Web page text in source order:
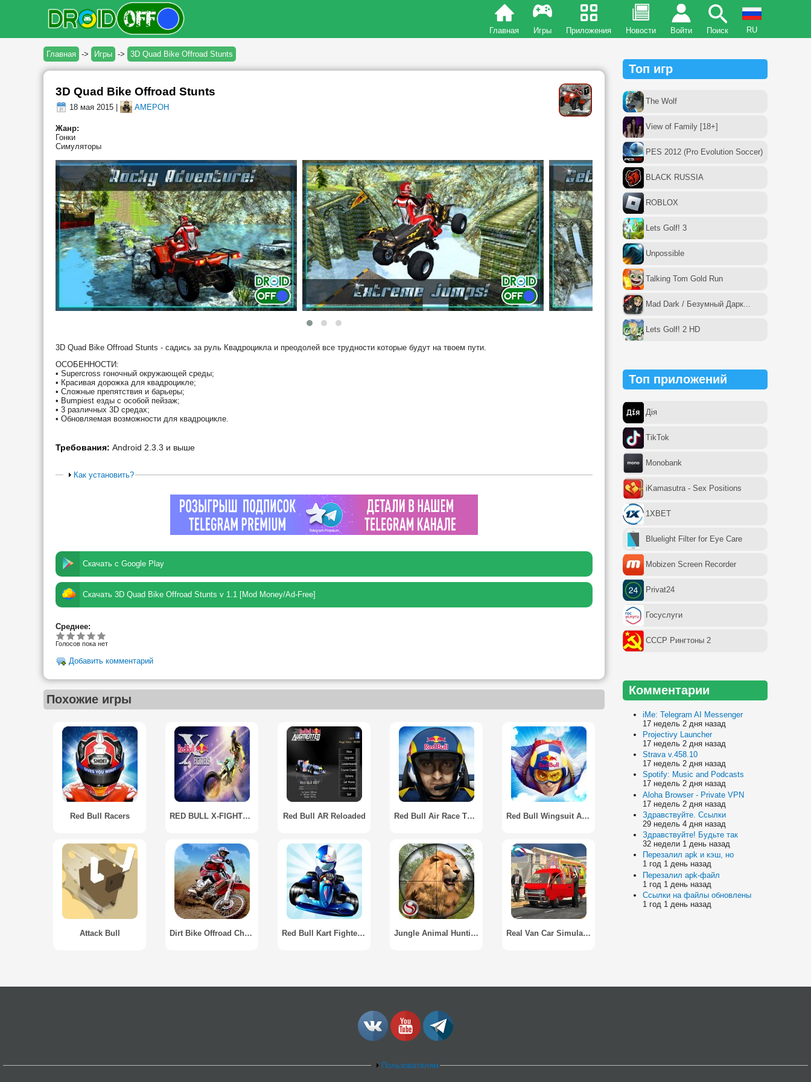
Главная Игры Приложения Новости Войти Поиск RU
Главная -> Игры -> 3D Quad Bike Offroad Stunts
3D Quad Bike Offroad Stunts
18 мая 2015 | AMEPOH
Жанр:
Гонки
Симуляторы
3D Quad Bike Offroad Stunts - садись за руль Квадроцикла и преодолей все трудности которые будут на твоем пути.
ОСОБЕННОСТИ:
• Supercross гоночный окружающей среды;
• Красивая дорожка для квадроцикле;
• Сложные препятствия и барьеры;
• Bumpiest езды с особой пейзаж;
• 3 различных 3D средах;
• Обновляемая возможности для квадроцикле.
Требования: Android 2.3.3 и выше
Как установить?
Скачать с Google Play
Скачать 3D Quad Bike Offroad Stunts v 1.1 [Mod Money/Ad-Free]
Среднее:
Голосов пока нет
Добавить комментарий
Похожие игры
Red Bull Racers RED BULL X-FIGHTERS 2012 Red Bull AR Reloaded Red Bull Air Race The Game Red Bull Wingsuit Aces
Attack Bull Dirt Bike Offroad Challenge Red Bull Kart Fighter 3 Jungle Animal Hunting - Sniper / Джунгли животных Охота Real Van Car Simulator Drive
Топ игр
The Wolf
View of Family [18+]
PES 2012 (Pro Evolution Soccer)
BLACK RUSSIA
ROBLOX
Lets Golf! 3
Unpossible
Talking Tom Gold Run
Mad Dark / Безумный Дарк...
Lets Golf! 2 HD
Топ приложений
Дія
TikTok
Monobank
iKamasutra - Sex Positions
1XBET
Bluelight Filter for Eye Care
Mobizen Screen Recorder
Privat24
Госуслуги
СССР Рингтоны 2
Комментарии
iMe: Telegram AI Messenger
17 недель 2 дня назад
Projectivy Launcher
17 недель 2 дня назад
Strava v.458.10
17 недель 2 дня назад
Spotify: Music and Podcasts
17 недель 2 дня назад
Aloha Browser - Private VPN
17 недель 2 дня назад
Здравствуйте. Ссылки
29 недель 4 дня назад
Здравствуйте! Будьте так
32 недели 1 день назад
Перезалил apk и кэш, но
1 год 1 день назад
Перезалил apk-файл
1 год 1 день назад
Ссылки на файлы обновлены
1 год 1 день назад
Пользователям